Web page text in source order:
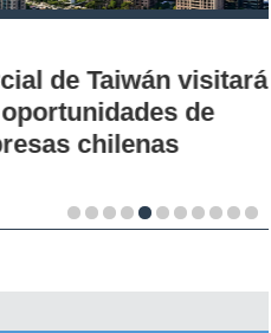
de Taiwán visitará
de
chilenas